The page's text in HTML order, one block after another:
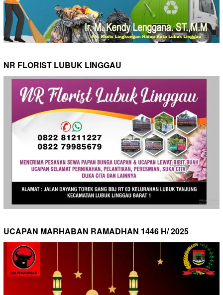
NR FLORIST LUBUK LINGGAU
UCAPAN MARHABAN RAMADHAN 1446 H/ 2025